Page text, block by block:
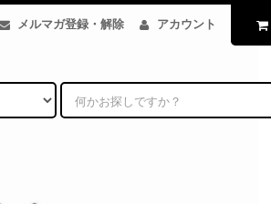
メルマガ登録・解除 アカウント